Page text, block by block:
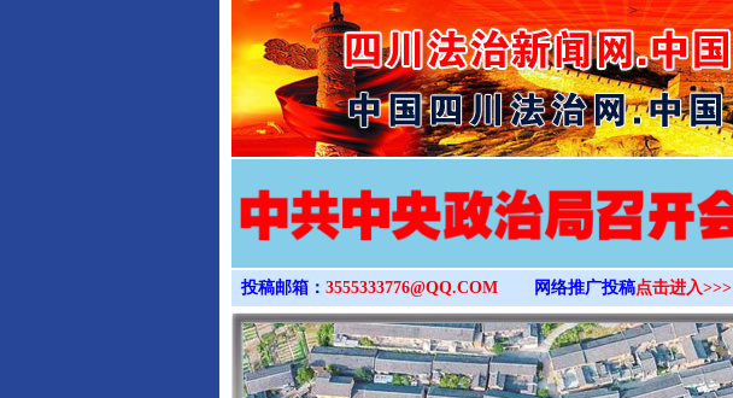
>
投稿邮箱： 3555333776@QQ.COM 网络推广投稿点击进入>>>